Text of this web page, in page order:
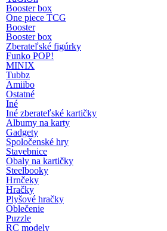
Booster box
One piece TCG
Booster
Booster box
Zberateľské figúrky
Funko POP!
MINIX
Tubbz
Amiibo
Ostatné
Iné
Iné zberateľské kartičky
Albumy na karty
Gadgety
Spoločenské hry
Stavebnice
Obaly na kartičky
Steelbooky
Hrnčeky
Hračky
Plyšové hračky
Oblečenie
Puzzle
RC modely